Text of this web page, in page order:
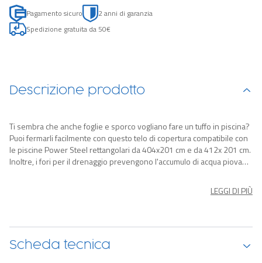
Pagamento sicuro
2 anni di garanzia
Spedizione gratuita da 50€
Descrizione prodotto
Ti sembra che anche foglie e sporco vogliano fare un tuffo in piscina?
Puoi fermarli facilmente con questo telo di copertura compatibile con
le piscine Power Steel rettangolari da 404x201 cm e da 412x 201 cm.
Inoltre, i fori per il drenaggio prevengono l'accumulo di acqua piovana
LEGGI DI PIÙ
Scheda tecnica